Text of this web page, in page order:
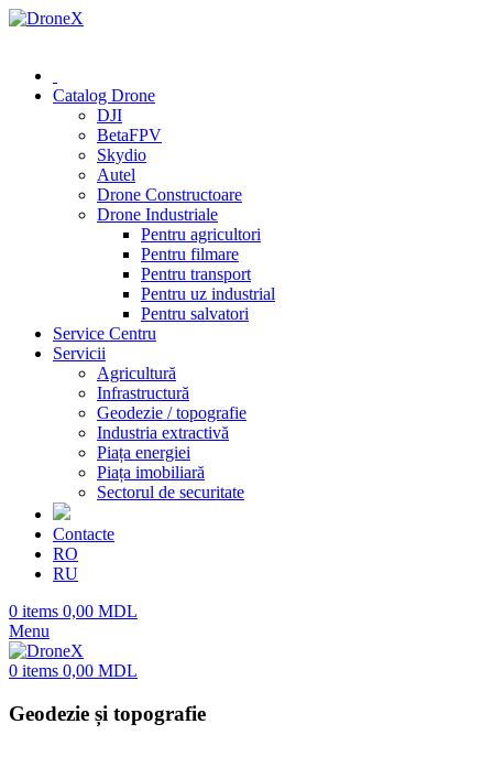
Catalog Drone
DJI
BetaFPV
Skydio
Autel
Drone Constructoare
Drone Industriale
Pentru agricultori
Pentru filmare
Pentru transport
Pentru uz industrial
Pentru salvatori
Service Centru
Servicii
Agricultură
Infrastructură
Geodezie / topografie
Industria extractivă
Piața energiei
Piața imobiliară
Sectorul de securitate
Contacte
RO
RU
0 items 0,00 MDL
Menu
0 items 0,00 MDL
Geodezie și topografie